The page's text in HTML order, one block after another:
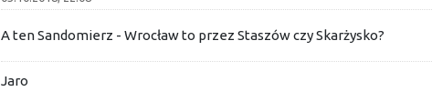
A ten Sandomierz - Wrocław to przez Staszów czy Skarżysko?
Jaro